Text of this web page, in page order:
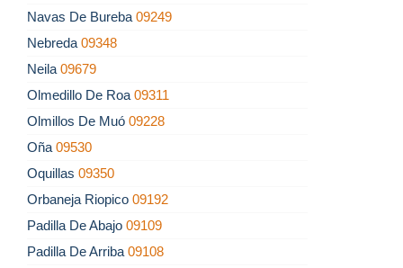
Navas De Bureba 09249
Nebreda 09348
Neila 09679
Olmedillo De Roa 09311
Olmillos De Muó 09228
Oña 09530
Oquillas 09350
Orbaneja Riopico 09192
Padilla De Abajo 09109
Padilla De Arriba 09108